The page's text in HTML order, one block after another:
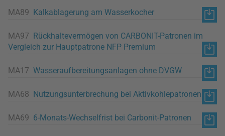
MA89 Kalkablagerung am Wasserkocher
MA97 Rückhaltevermögen von CARBONIT-Patronen im
Vergleich zur Hauptpatrone NFP Premium
MA17 Wasseraufbereitungsanlagen ohne DVGW
MA68 Nutzungsunterbrechung bei Aktivkohlepatronen
MA69 6-Monats-Wechselfrist bei Carbonit-Patronen